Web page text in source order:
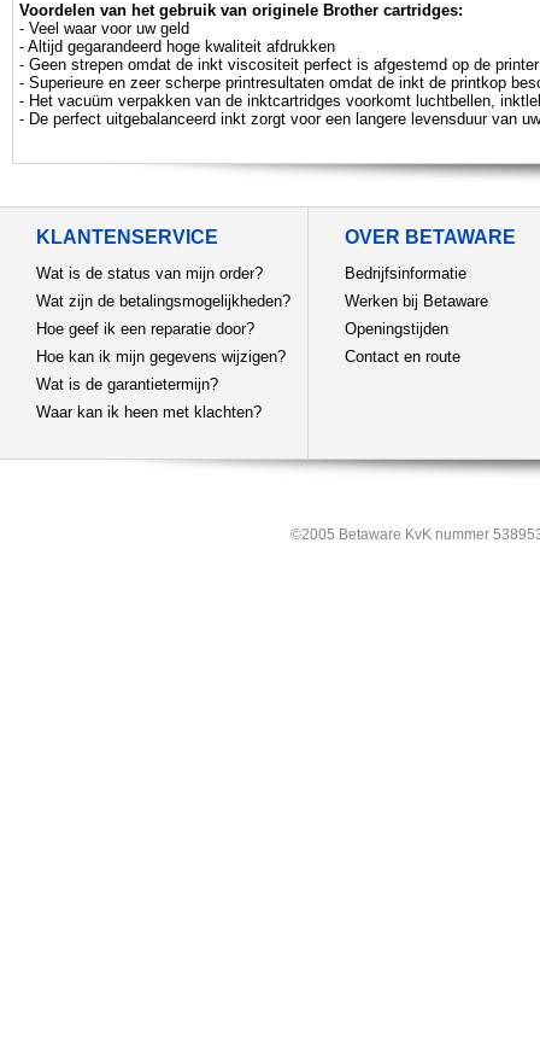
Voordelen van het gebruik van originele Brother cartridges:
- Veel waar voor uw geld
- Altijd gegarandeerd hoge kwaliteit afdrukken
- Geen strepen omdat de inkt viscositeit perfect is afgestemd op de printer
- Superieure en zeer scherpe printresultaten omdat de inkt de printkop
- Het vacuüm verpakken van de inktcartridges voorkomt luchtbellen,
- De perfect uitgebalanceerd inkt zorgt voor een langere levensduur van
KLANTENSERVICE
Wat is de status van mijn order?
Wat zijn de betalingsmogelijkheden?
Hoe geef ik een reparatie door?
Hoe kan ik mijn gegevens wijzigen?
Wat is de garantietermijn?
Waar kan ik heen met klachten?
OVER BETAWARE
Bedrijfsinformatie
Werken bij Betaware
Openingstijden
Contact en route
©2005 Betaware KvK nummer